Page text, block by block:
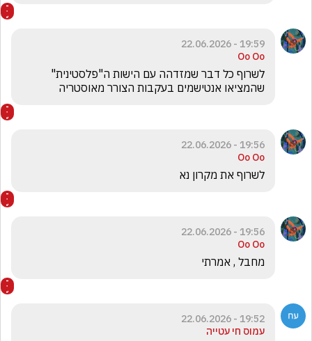
19:59 - 22.06.2026
Oo Oo
שהמציאו אנטישמים בעקבות הצורר מאוסטריה
19:56 - 22.06.2026
Oo Oo
לשרוף את מקרון נא
19:56 - 22.06.2026
Oo Oo
מחבל , אמרתי
19:52 - 22.06.2026
עמוס חי עטייה